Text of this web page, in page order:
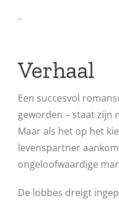
–
Verhaal
Een succesvol
geworden – staat zijn
Maar als het op het
levenspartner
ongeloofwaardige
De lobbes dreigt